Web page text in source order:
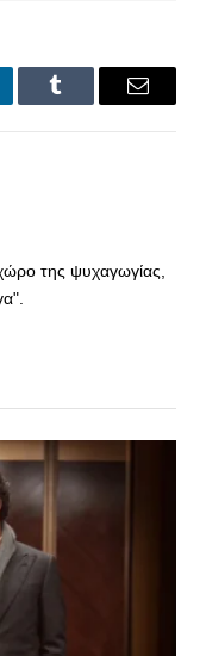
Tumblr Email
της ψυχαγωγίας,